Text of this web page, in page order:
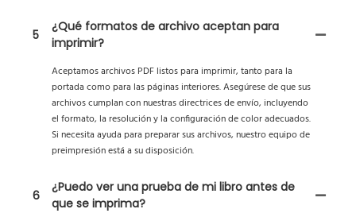
5
¿Qué formatos de archivo aceptan para
imprimir?
Aceptamos archivos PDF listos para imprimir, tanto para la
portada como para las páginas interiores. Asegúrese de que sus
archivos cumplan con nuestras directrices de envío, incluyendo
el formato, la resolución y la configuración de color adecuados.
Si necesita ayuda para preparar sus archivos, nuestro equipo de
preimpresión está a su disposición.
6
¿Puedo ver una prueba de mi libro antes de
que se imprima?